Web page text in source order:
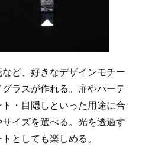
ど、好きなデザインモチー
ラスが作れる。扉やパーテ
・目隠しといった用途に合
イズを選べる。光を透過す
としても楽しめる。